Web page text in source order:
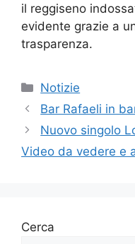
il reggiseno
evidente grazie a
trasparenza.
Categorie
Notizie
Bar Rafaeli in
Nuovo singolo
Video da vedere e
Cerca